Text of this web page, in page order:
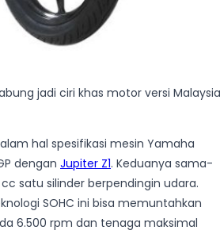
jadi ciri khas motor versi
hal spesifikasi mesin Yamaha
dengan Jupiter Z1. Keduanya sama-
cc satu silinder berpendingin udara.
SOHC ini bisa memuntahkan
6.500 rpm dan tenaga maksimal